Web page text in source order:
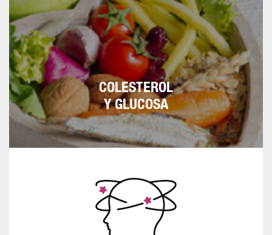
COLESTEROL
Y GLUCOSA
dieta sana y hacer ejercicio. Si tras un
análisis en ayunas las cifras están por
encima de 190 mg/dl de colesterol total y
110 mg/dl de glucosa, hay que consultar
con un especialista.
peligroso para el corazón. El estrés en casa
y en el trabajo hace más difícil seguir un
estilo de vida cardiosaludable.